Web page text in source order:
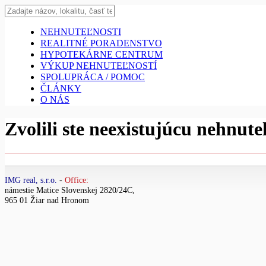
NEHNUTEĽNOSTI
REALITNÉ PORADENSTVO
HYPOTEKÁRNE CENTRUM
VÝKUP NEHNUTEĽNOSTÍ
SPOLUPRÁCA / POMOC
ČLÁNKY
O NÁS
Zvolili ste neexistujúcu
IMG real, s.r.o. - Office:
námestie Matice Slovenskej 2820/24C,
965 01 Žiar nad Hronom